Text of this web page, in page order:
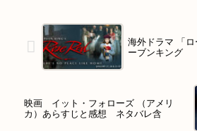
海外ドラマ 「
ーブンキング
映画 イット・フォローズ （アメリ
カ）あらすじと感想 ネタバレ含